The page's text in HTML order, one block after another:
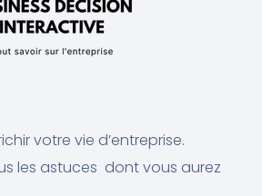
votre vie d’entreprise.
les astuces dont vous aurez